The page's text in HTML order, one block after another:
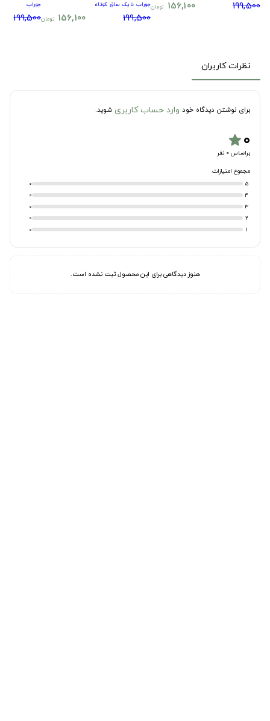
199,500
156,100 تومانجوراب نایک ساق کوتاه
199,500
156,100 تومان
جوراب
199,500
نظرات کاربران
برای نوشتن دیدگاه خود وارد حساب کاربری شوید.
۰star
براساس 0 نفر
مجموع امتیازات
5
0
4
0
3
0
2
0
1
0
هنوز دیدگاهی برای این محصول ثبت نشده است.